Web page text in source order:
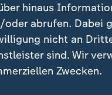
Harte
will die
macht es das
westliche
hinaus
oder abrufen. Dabei
nicht an
sind. Wir
Zwecken.